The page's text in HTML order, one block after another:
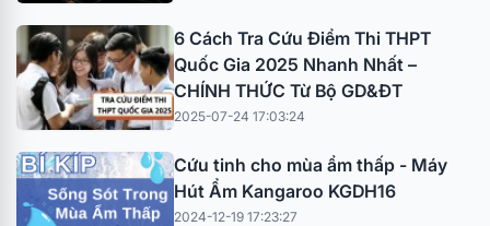
6 Cách Tra Cứu Điểm Thi THPT
Quốc Gia 2025 Nhanh Nhất –
CHÍNH THỨC Từ Bộ GD&ĐT
2025-07-24 17:03:24
Cứu tinh cho mùa ẩm thấp - Máy
Hút Ẩm Kangaroo KGDH16
2024-12-19 17:23:27